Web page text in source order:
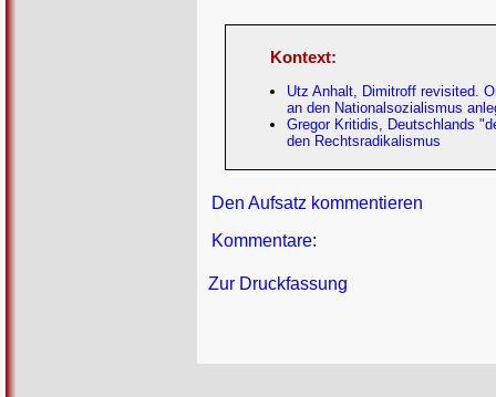
Kontext:
Utz Anhalt, Dimitroff revisited.
an den Nationalsozialismus
Gregor Kritidis, Deutschlands
den Rechtsradikalismus
Den Aufsatz kommentieren
Kommentare:
Zur Druckfassung